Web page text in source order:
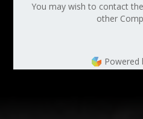
You may wish to contact
other
Powered